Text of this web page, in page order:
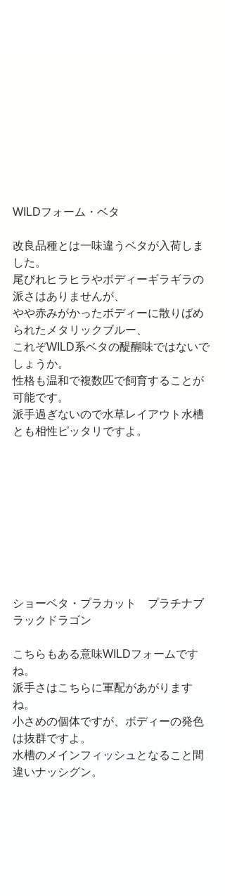
WILDフォーム・ベタ
改良品種とは一味違うベタが入荷しま
した。
尾びれヒラヒラやボディーギラギラの
派さはありませんが、
やや赤みがかったボディーに散りばめ
られたメタリックブルー、
これぞWILD系ベタの醍醐味ではないで
しょうか。
性格も温和で複数匹で飼育することが
可能です。
派手過ぎないので水草レイアウト水槽
とも相性ピッタリですよ。
ショーベタ・プラカット　プラチナブ
ラックドラゴン
こちらもある意味WILDフォームです
ね。
派手さはこちらに軍配があがります
ね。
小さめの個体ですが、ボディーの発色
は抜群ですよ。
水槽のメインフィッシュとなること間
違いナッシグン。